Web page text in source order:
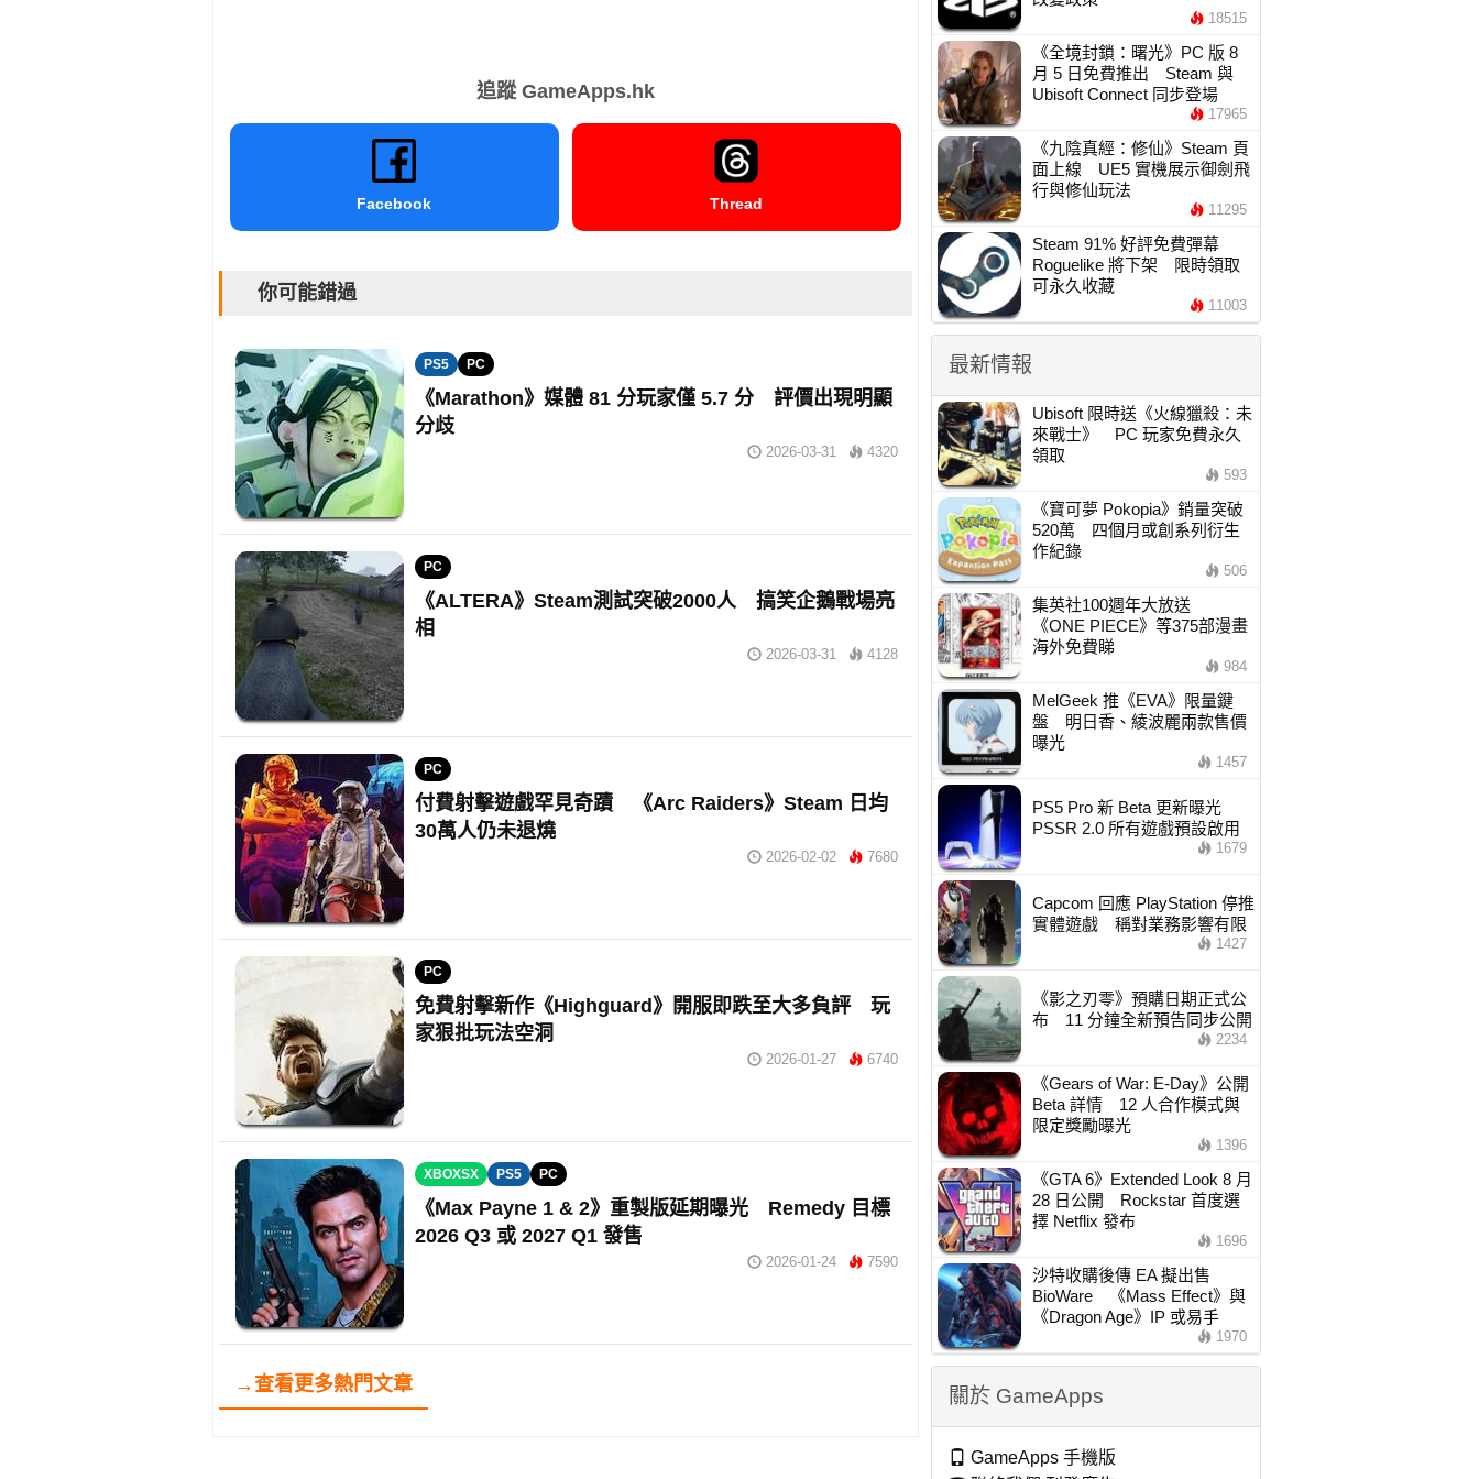
追蹤 GameApps.hk
Facebook Thread
你可能錯過
PS5 PC
《Marathon》媒體 81 分玩家僅 5.7 分 評價出現明顯
分歧
2026-03-31 4320
PC
《ALTERA》Steam測試突破2000人 搞笑企鵝戰場亮
相
2026-03-31 4128
PC
付費射擊遊戲罕見奇蹟 《Arc Raiders》Steam 日均
30萬人仍未退燒
2026-02-02 7680
PC
免費射擊新作《Highguard》開服即跌至大多負評 玩
家狠批玩法空洞
2026-01-27 6740
XBOXSX PS5 PC
《Max Payne 1 & 2》重製版延期曝光 Remedy 目標
2026 Q3 或 2027 Q1 發售
2026-01-24 7590
→查看更多熱門文章
18515
《全境封鎖：曙光》PC 版 8
月 5 日免費推出 Steam 與
Ubisoft Connect 同步登場
17965
《九陰真經：修仙》Steam 頁
面上線 UE5 實機展示御劍飛
行與修仙玩法
11295
Steam 91% 好評免費彈幕
Roguelike 將下架 限時領取
可永久收藏
11003
最新情報
Ubisoft 限時送《火線獵殺：未
來戰士》 PC 玩家免費永久
領取
593
《寶可夢 Pokopia》銷量突破
520萬 四個月或創系列衍生
作紀錄
506
集英社100週年大放送
《ONE PIECE》等375部漫畫
海外免費睇
984
MelGeek 推《EVA》限量鍵
盤 明日香、綾波麗兩款售價
曝光
1457
PS5 Pro 新 Beta 更新曝光
PSSR 2.0 所有遊戲預設啟用
1679
Capcom 回應 PlayStation 停推
實體遊戲 稱對業務影響有限
1427
《影之刃零》預購日期正式公
布 11 分鐘全新預告同步公開
2234
《Gears of War: E-Day》公開
Beta 詳情 12 人合作模式與
限定獎勵曝光
1396
《GTA 6》Extended Look 8 月
28 日公開 Rockstar 首度選
擇 Netflix 發布
1696
沙特收購後傳 EA 擬出售
BioWare 《Mass Effect》與
《Dragon Age》IP 或易手
1970
關於 GameApps
GameApps 手機版